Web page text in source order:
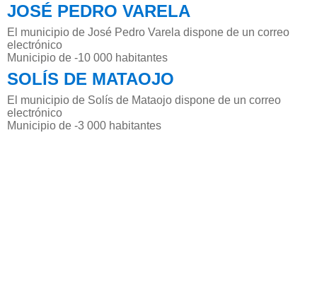
JOSÉ PEDRO VARELA
El municipio de José Pedro Varela dispone de un correo
electrónico
Municipio de -10 000 habitantes
SOLÍS DE MATAOJO
El municipio de Solís de Mataojo dispone de un correo
electrónico
Municipio de -3 000 habitantes